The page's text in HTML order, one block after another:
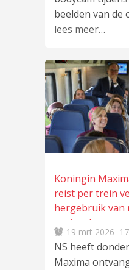
beelden van de
lees meer…
Koningin
reist per trein
hergebruik van
centraal
19 mrt 2026
NS heeft
Maxima